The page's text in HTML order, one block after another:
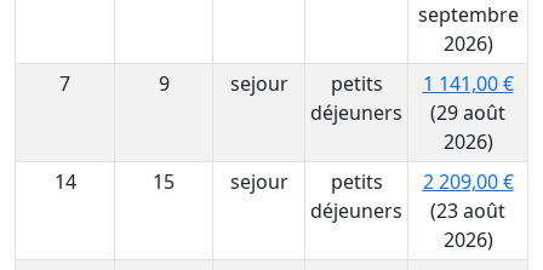
septembre
2026)
7
9 sejour
petits
déjeuners
1 141,00 €
(29 août
2026)
14
15 sejour
petits
déjeuners
2 209,00 €
(23 août
2026)